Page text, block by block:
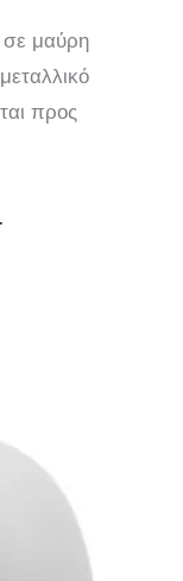
σε μαύρη
προς